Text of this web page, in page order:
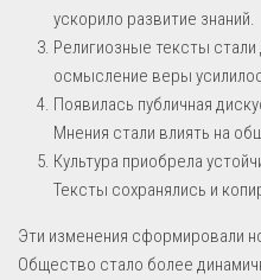
ускорило развитие знаний.
Религиозные тексты
осмысление веры
Появилась публичная
Мнения стали влиять на
Культура приобрела
Тексты сохранялись и
Эти изменения сформировали
Общество стало более